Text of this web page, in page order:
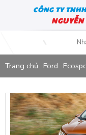
CÔNG TY
Trang chủ Ford